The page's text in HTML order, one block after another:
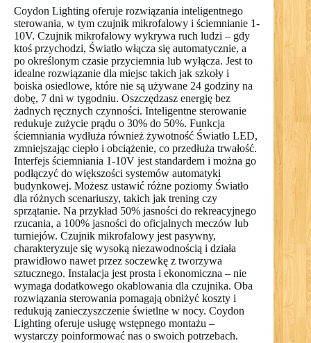
Coydon Lighting oferuje rozwiązania inteligentnego
sterowania, w tym czujnik mikrofalowy i ściemnianie 1-
10V. Czujnik mikrofalowy wykrywa ruch ludzi – gdy
ktoś przychodzi, Światło włącza się automatycznie, a
po określonym czasie przyciemnia lub wyłącza. Jest to
idealne rozwiązanie dla miejsc takich jak szkoły i
boiska osiedlowe, które nie są używane 24 godziny na
dobę, 7 dni w tygodniu. Oszczędzasz energię bez
żadnych ręcznych czynności. Inteligentne sterowanie
redukuje zużycie prądu o 30% do 50%. Funkcja
ściemniania wydłuża również żywotność Światło LED,
zmniejszając ciepło i obciążenie, co przedłuża trwałość.
Interfejs ściemniania 1-10V jest standardem i można go
podłączyć do większości systemów automatyki
budynkowej. Możesz ustawić różne poziomy Światło
dla różnych scenariuszy, takich jak trening czy
sprzątanie. Na przykład 50% jasności do rekreacyjnego
rzucania, a 100% jasności do oficjalnych meczów lub
turniejów. Czujnik mikrofalowy jest pasywny,
charakteryzuje się wysoką niezawodnością i działa
prawidłowo nawet przez soczewkę z tworzywa
sztucznego. Instalacja jest prosta i ekonomiczna – nie
wymaga dodatkowego okablowania dla czujnika. Oba
rozwiązania sterowania pomagają obniżyć koszty i
redukują zanieczyszczenie świetlne w nocy. Coydon
Lighting oferuje usługę wstępnego montażu –
wystarczy poinformować nas o swoich potrzebach.